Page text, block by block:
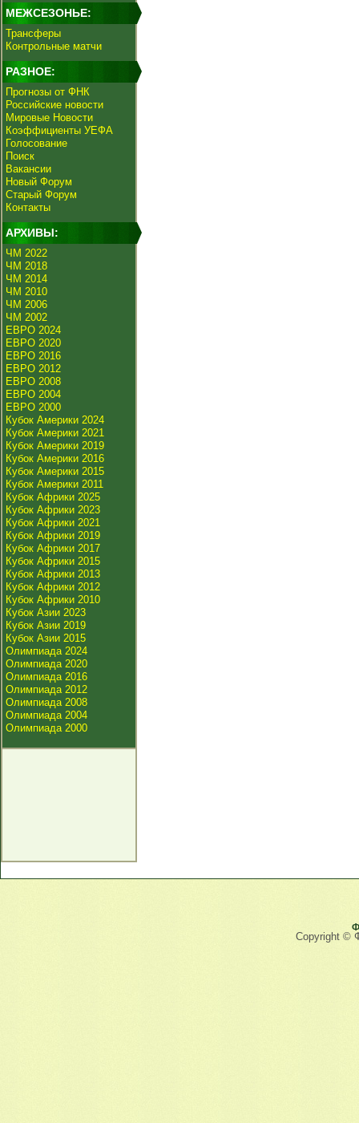
МЕЖСЕЗОНЬЕ:
Трансферы
Контрольные матчи
РАЗНОЕ:
Прогнозы от ФНК
Российские новости
Мировые Новости
Коэффициенты УЕФА
Голосование
Поиск
Вакансии
Новый Форум
Старый Форум
Контакты
АРХИВЫ:
ЧМ 2022
ЧМ 2018
ЧМ 2014
ЧМ 2010
ЧМ 2006
ЧМ 2002
ЕВРО 2024
ЕВРО 2020
ЕВРО 2016
ЕВРО 2012
ЕВРО 2008
ЕВРО 2004
ЕВРО 2000
Кубок Америки 2024
Кубок Америки 2021
Кубок Америки 2019
Кубок Америки 2016
Кубок Америки 2015
Кубок Америки 2011
Кубок Африки 2025
Кубок Африки 2023
Кубок Африки 2021
Кубок Африки 2019
Кубок Африки 2017
Кубок Африки 2015
Кубок Африки 2013
Кубок Африки 2012
Кубок Африки 2010
Кубок Азии 2023
Кубок Азии 2019
Кубок Азии 2015
Олимпиада 2024
Олимпиада 2020
Олимпиада 2016
Олимпиада 2012
Олимпиада 2008
Олимпиада 2004
Олимпиада 2000
Copyright ©